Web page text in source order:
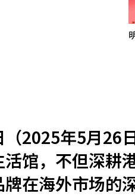
2025年5月26
馆，不但深耕
在海外市场的